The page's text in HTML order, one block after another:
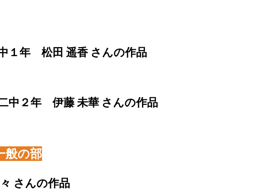
１年 松田 遥香 さんの作品
中２年 伊藤 未華 さんの作品
般の部
さんの作品